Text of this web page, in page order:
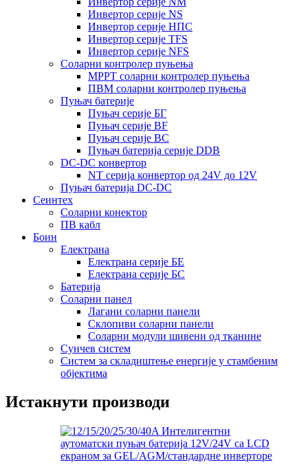
Инвертор серије NS
Инвертор серије НПС
Инвертор серије TFS
Инвертор серије NFS
Соларни контролер пуњења
MPPT соларни контролер пуњења
ПВМ соларни контролер пуњења
Пуњач батерије
Пуњач серије БГ
Пуњач серије BF
Пуњач серије BC
Пуњач батерија серије DDB
DC-DC конвертор
NT серија конвертор од 24V до 12V
Пуњач батерија DC-DC
Сеинтех
Соларни конектор
ПВ кабл
Боин
Електрана
Електрана серије БЕ
Електрана серије БС
Батерија
Соларни панел
Лагани соларни панели
Склопиви соларни панели
Соларни модули шивени од тканине
Сунчев систем
Систем за складиштење енергије у стамбеним
објектима
Истакнути производи